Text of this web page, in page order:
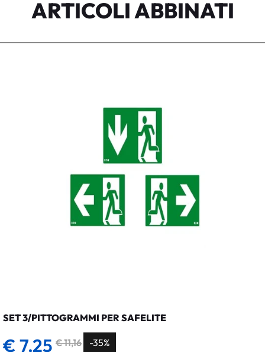
ARTICOLI ABBINATI
SET 3/PITTOGRAMMI PER SAFELITE
€ 11,16 -35%
€ 7,25